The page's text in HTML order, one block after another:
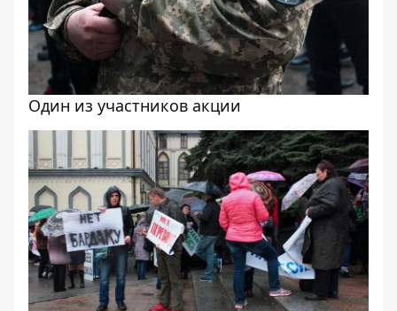
Один из участников акции